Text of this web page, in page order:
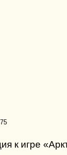
к игре